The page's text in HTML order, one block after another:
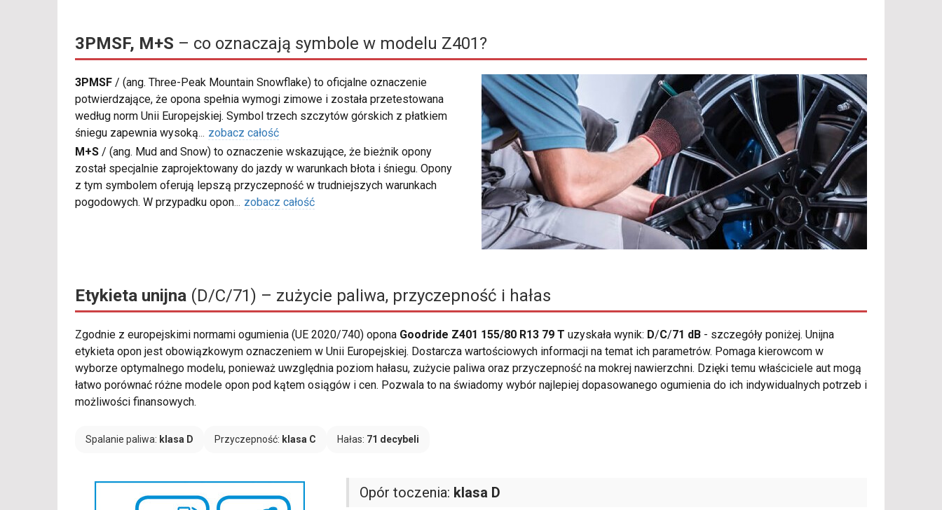
3PMSF, M+S – co oznaczają symbole w modelu Z401?
3PMSF / (ang. Three-Peak Mountain Snowflake) to oficjalne oznaczenie
potwierdzające, że opona spełnia wymogi zimowe i została przetestowana
według norm Unii Europejskiej. Symbol trzech szczytów górskich z płatkiem
śniegu zapewnia wysoką... zobacz całość
M+S / (ang. Mud and Snow) to oznaczenie wskazujące, że bieżnik opony
został specjalnie zaprojektowany do jazdy w warunkach błota i śniegu. Opony
z tym symbolem oferują lepszą przyczepność w trudniejszych warunkach
pogodowych. W przypadku opon... zobacz całość
Etykieta unijna (D/C/71) – zużycie paliwa, przyczepność i hałas
Zgodnie z europejskimi normami ogumienia (UE 2020/740) opona Goodride Z401 155/80 R13 79 T uzyskała wynik: D/C/71 dB - szczegóły poniżej. Unijna
etykieta opon jest obowiązkowym oznaczeniem w Unii Europejskiej. Dostarcza wartościowych informacji na temat ich parametrów. Pomaga kierowcom w
wyborze optymalnego modelu, ponieważ uwzględnia poziom hałasu, zużycie paliwa oraz przyczepność na mokrej nawierzchni. Dzięki temu właściciele aut mogą
łatwo porównać różne modele opon pod kątem osiągów i cen. Pozwala to na świadomy wybór najlepiej dopasowanego ogumienia do ich indywidualnych potrzeb i
możliwości finansowych.
Spalanie paliwa: klasa D Przyczepność: klasa C Hałas: 71 decybeli
Opór toczenia: klasa D